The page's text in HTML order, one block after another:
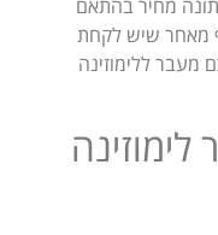
מחיר בהתאם
מאחר שיש לקחת
מעבר ללימוזינה